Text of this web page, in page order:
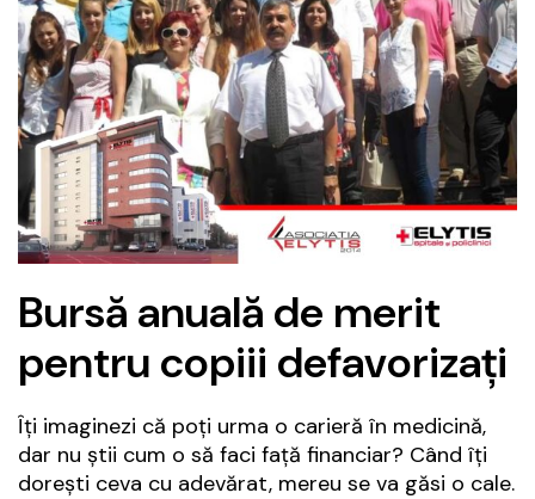
Bursă anuală de merit
pentru copiii defavorizaţi
Îţi imaginezi că poţi urma o carieră în medicină,
dar nu ştii cum o să faci faţă financiar? Când îţi
doreşti ceva cu adevărat, mereu se va găsi o cale.